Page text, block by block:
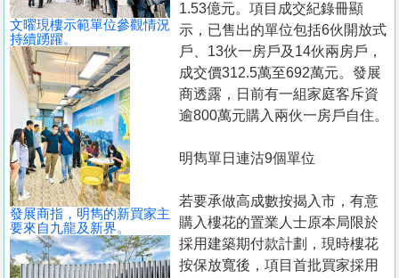
手
冊
關
於
我
們
文曜現樓示範單位參觀情況
持續踴躍。
發展商指，明雋的新買家主
要來自九龍及新界。
1.53億元。項目成交紀錄冊顯
示，已售出的單位包括6伙開放式
戶、13伙一房戶及14伙兩房戶，
成交價312.5萬至692萬元。發展
商透露，日前有一組家庭客斥資
逾800萬元購入兩伙一房戶自住。
明雋單日連沽9個單位
若要承做高成數按揭入市，有意
購入樓花的置業人士原本局限於
採用建築期付款計劃，現時樓花
按保放寬後，項目首批買家採用